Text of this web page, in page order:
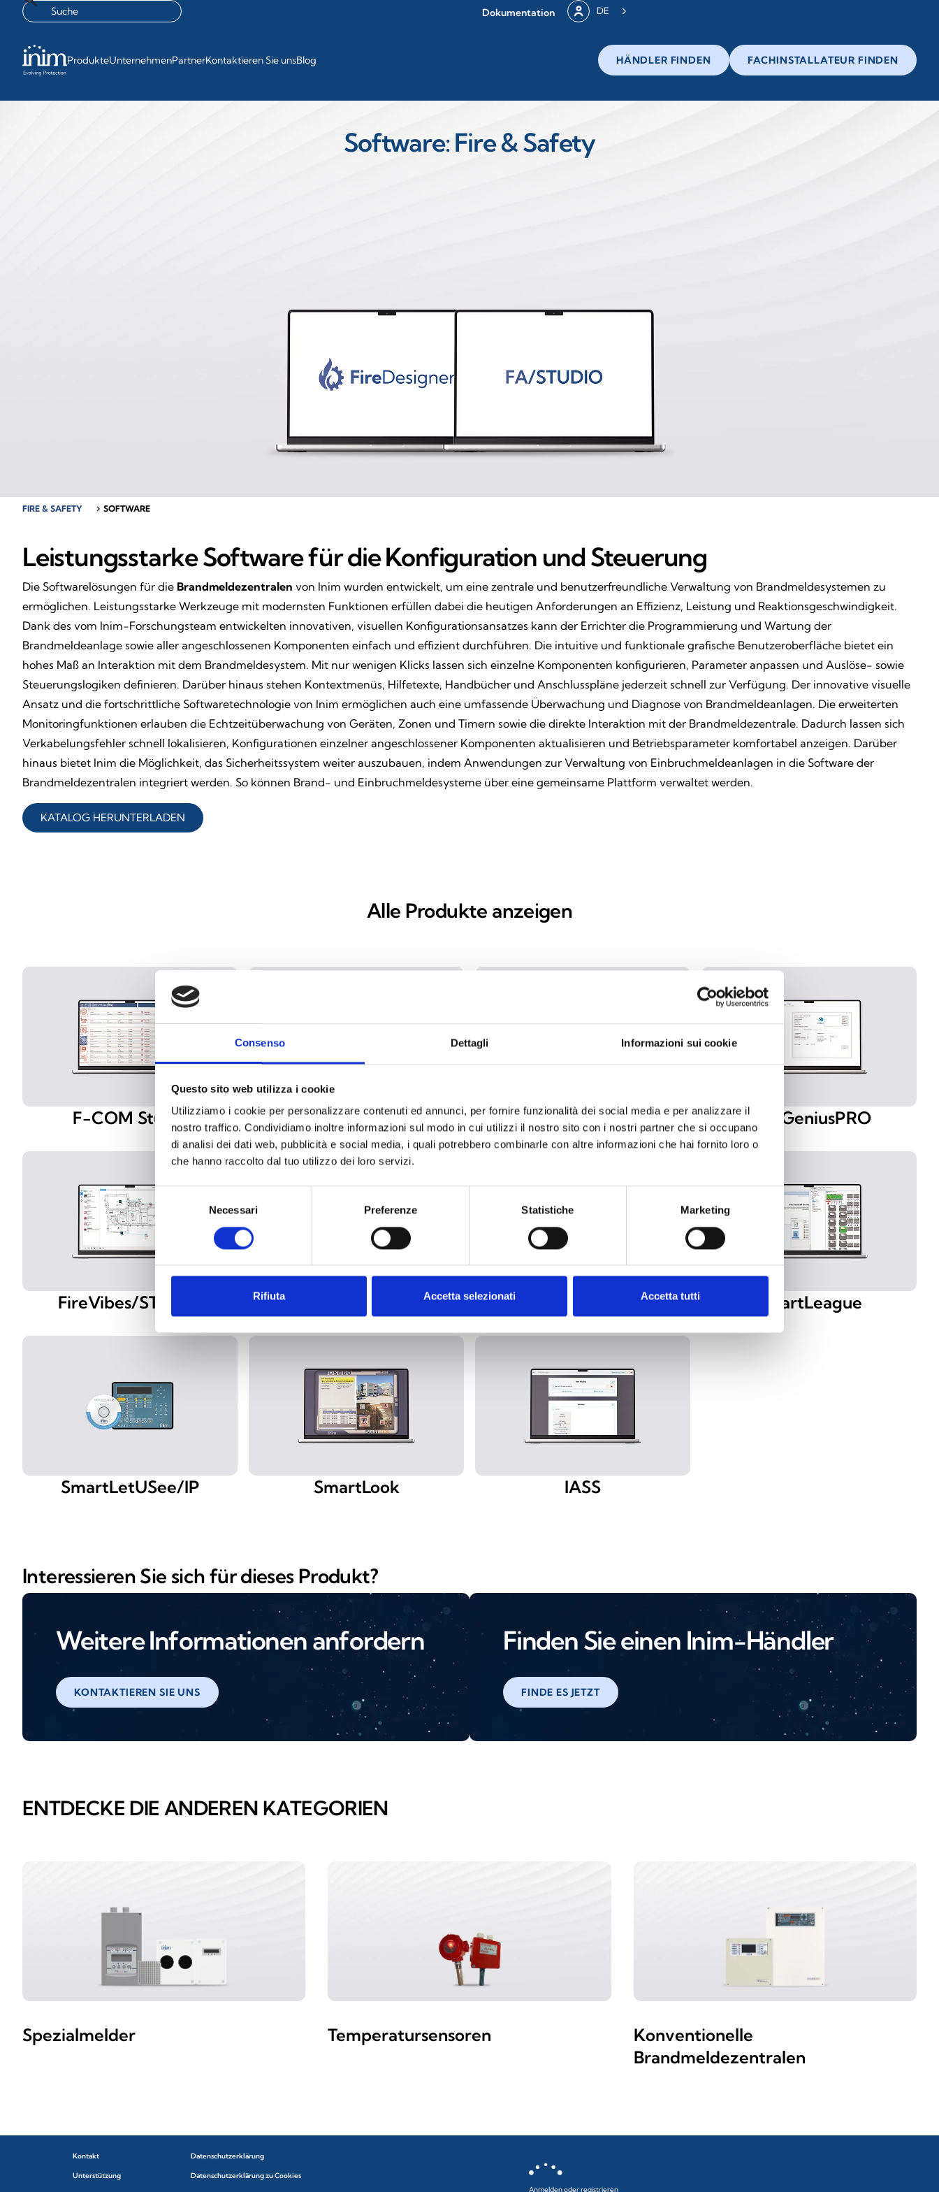
Consenso Dettagli Informazioni sui cookie
Questo sito web utilizza i cookie
Utilizziamo i cookie per personalizzare contenuti ed annunci, per fornire funzionalità dei social media e per analizzare il
nostro traffico. Condividiamo inoltre informazioni sul modo in cui utilizzi il nostro sito con i nostri partner che si occupano
di analisi dei dati web, pubblicità e social media, i quali potrebbero combinarle con altre informazioni che hai fornito loro o
che hanno raccolto dal tuo utilizzo dei loro servizi.
del
consenso
Necessari Preferenze Statistiche Marketing
Rifiuta Accetta selezionati Accetta tutti
Dokumentation DE
ProdukteUnternehmenPartnerKontaktieren Sie unsBlog HÄNDLER FINDEN FACHINSTALLATEUR FINDEN
Software: Fire & Safety
FIRE & SAFETY chevron_right SOFTWARE
Leistungsstarke Software für die Konfiguration und Steuerung
Die Softwarelösungen für die Brandmeldezentralen von Inim wurden entwickelt, um eine zentrale und benutzerfreundliche Verwaltung von Brandmeldesystemen zu
ermöglichen. Leistungsstarke Werkzeuge mit modernsten Funktionen erfüllen dabei die heutigen Anforderungen an Effizienz, Leistung und Reaktionsgeschwindigkeit.
Dank des vom Inim-Forschungsteam entwickelten innovativen, visuellen Konfigurationsansatzes kann der Errichter die Programmierung und Wartung der
Brandmeldeanlage sowie aller angeschlossenen Komponenten einfach und effizient durchführen. Die intuitive und funktionale grafische Benutzeroberfläche bietet ein
hohes Maß an Interaktion mit dem Brandmeldesystem. Mit nur wenigen Klicks lassen sich einzelne Komponenten konfigurieren, Parameter anpassen und Auslöse- sowie
Steuerungslogiken definieren. Darüber hinaus stehen Kontextmenüs, Hilfetexte, Handbücher und Anschlusspläne jederzeit schnell zur Verfügung. Der innovative visuelle
Ansatz und die fortschrittliche Softwaretechnologie von Inim ermöglichen auch eine umfassende Überwachung und Diagnose von Brandmeldeanlagen. Die erweiterten
Monitoringfunktionen erlauben die Echtzeitüberwachung von Geräten, Zonen und Timern sowie die direkte Interaktion mit der Brandmeldezentrale. Dadurch lassen sich
Verkabelungsfehler schnell lokalisieren, Konfigurationen einzelner angeschlossener Komponenten aktualisieren und Betriebsparameter komfortabel anzeigen. Darüber
hinaus bietet Inim die Möglichkeit, das Sicherheitssystem weiter auszubauen, indem Anwendungen zur Verwaltung von Einbruchmeldeanlagen in die Software der
Brandmeldezentralen integriert werden. So können Brand- und Einbruchmeldesysteme über eine gemeinsame Plattform verwaltet werden.
KATALOG HERUNTERLADEN
Alle Produkte anzeigen
F-COM Studio FA/STUDIO FireDesigner FiReGeniusPRO
FireVibes/STUDIO Previdia/STUDIO SmartLeague
SmartLetUSee/IP SmartLook IASS
Interessieren Sie sich für dieses Produkt?
Weitere Informationen anfordern
KONTAKTIEREN SIE UNS
Finden Sie einen Inim-Händler
FINDE ES JETZT
ENTDECKE DIE ANDEREN KATEGORIEN
Spezialmelder Temperatursensoren
Konventionelle
Brandmeldezentralen
Kontakt
Unterstützung
Datenschutzerklärung
Datenschutzerklärung zu Cookies
Anmelden oder registrieren